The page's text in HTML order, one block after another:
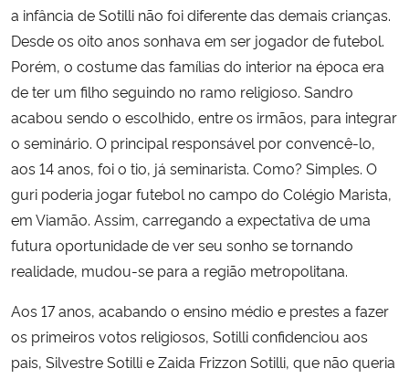
a infância de Sotilli não foi diferente das demais crianças.
Desde os oito anos sonhava em ser jogador de futebol.
Porém, o costume das famílias do interior na época era
de ter um filho seguindo no ramo religioso. Sandro
acabou sendo o escolhido, entre os irmãos, para integrar
o seminário. O principal responsável por convencê-lo,
aos 14 anos, foi o tio, já seminarista. Como? Simples. O
guri poderia jogar futebol no campo do Colégio Marista,
em Viamão. Assim, carregando a expectativa de uma
futura oportunidade de ver seu sonho se tornando
realidade, mudou-se para a região metropolitana.
Aos 17 anos, acabando o ensino médio e prestes a fazer
os primeiros votos religiosos, Sotilli confidenciou aos
pais, Silvestre Sotilli e Zaida Frizzon Sotilli, que não queria